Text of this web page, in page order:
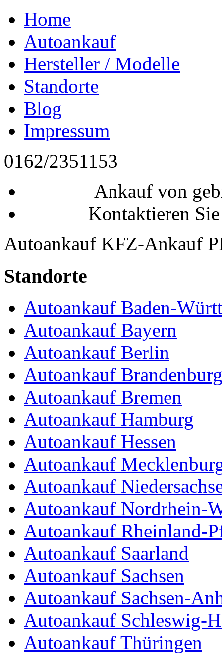
Home
Autoankauf
Hersteller / Modelle
Standorte
Blog
Impressum
0162/2351153
Ankauf von
Kontaktieren
Autoankauf KFZ-Ankauf
Standorte
Autoankauf Baden-
Autoankauf Bayern
Autoankauf Berlin
Autoankauf Brandenburg
Autoankauf Bremen
Autoankauf Hamburg
Autoankauf Hessen
Autoankauf
Autoankauf
Autoankauf Nordrhein-
Autoankauf Rheinland-
Autoankauf Saarland
Autoankauf Sachsen
Autoankauf Sachsen-
Autoankauf Schleswig-
Autoankauf Thüringen